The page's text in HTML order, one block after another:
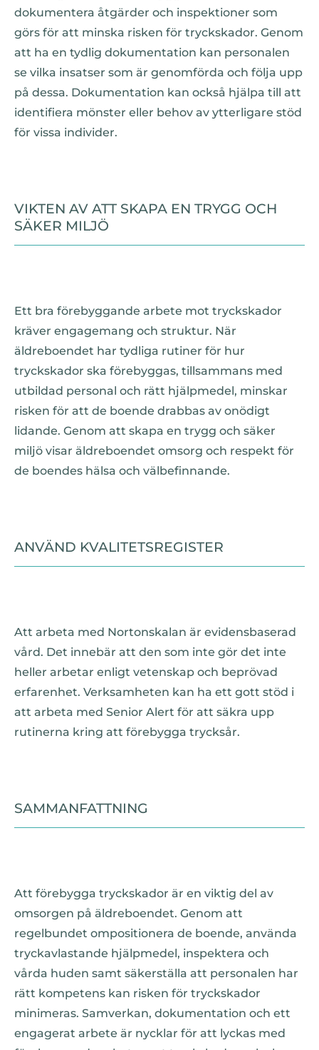
dokumentera åtgärder och inspektioner som
görs för att minska risken för tryckskador. Genom
att ha en tydlig dokumentation kan personalen
se vilka insatser som är genomförda och följa upp
på dessa. Dokumentation kan också hjälpa till att
identifiera mönster eller behov av ytterligare stöd
för vissa individer.
VIKTEN AV ATT SKAPA EN TRYGG OCH
SÄKER MILJÖ
Ett bra förebyggande arbete mot tryckskador
kräver engagemang och struktur. När
äldreboendet har tydliga rutiner för hur
tryckskador ska förebyggas, tillsammans med
utbildad personal och rätt hjälpmedel, minskar
risken för att de boende drabbas av onödigt
lidande. Genom att skapa en trygg och säker
miljö visar äldreboendet omsorg och respekt för
de boendes hälsa och välbefinnande.
ANVÄND KVALITETSREGISTER
Att arbeta med Nortonskalan är evidensbaserad
vård. Det innebär att den som inte gör det inte
heller arbetar enligt vetenskap och beprövad
erfarenhet. Verksamheten kan ha ett gott stöd i
att arbeta med Senior Alert för att säkra upp
rutinerna kring att förebygga trycksår.
SAMMANFATTNING
Att förebygga tryckskador är en viktig del av
omsorgen på äldreboendet. Genom att
regelbundet ompositionera de boende, använda
tryckavlastande hjälpmedel, inspektera och
vårda huden samt säkerställa att personalen har
rätt kompetens kan risken för tryckskador
minimeras. Samverkan, dokumentation och ett
engagerat arbete är nycklar för att lyckas med